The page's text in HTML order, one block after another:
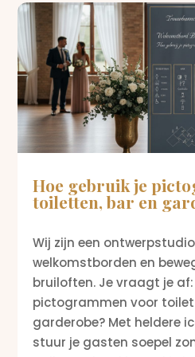
Hoe gebruik je
toiletten, bar en
Wij zijn een
welkomstborden en
bruiloften. Je vraagt je af:
pictogrammen voor
garderobe? Met heldere
stuur je gasten soepel